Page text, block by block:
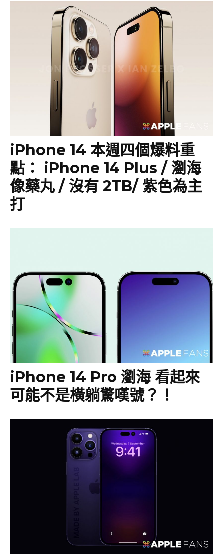
iPhone 14 本週四個爆料重
點： iPhone 14 Plus / 瀏海
像藥丸 / 沒有 2TB/ 紫色為主
打
iPhone 14 Pro 瀏海 看起來
可能不是橫躺驚嘆號？！